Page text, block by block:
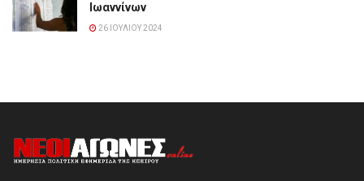
Ιωαννίνων
26 ΙΟΥΛΊΟΥ 2024